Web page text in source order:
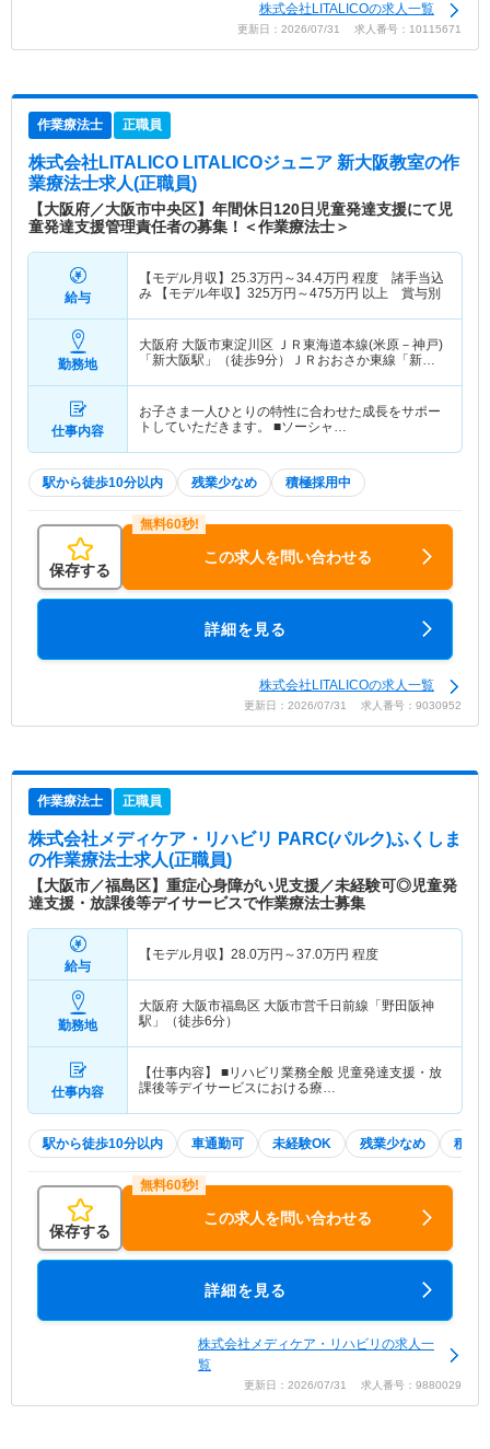
株式会社LITALICOの求人一覧
更新日：2026/07/31 求人番号：10115671
作業療法士 正職員
株式会社LITALICO LITALICOジュニア 新大阪教室の作
業療法士求人(正職員)
【大阪府／大阪市中央区】年間休日120日児童発達支援にて児
童発達支援管理責任者の募集！＜作業療法士＞
給与
【モデル月収】 25.3万円～34.4万円 程度 諸手当込
み 【モデル年収】 325万円～475万円 以上 賞与別
勤務地
大阪府 大阪市東淀川区 ＪＲ東海道本線(米原－神戸)
「新大阪駅」（徒歩9分）ＪＲおおさか東線「新大
仕事内容
お子さま一人ひとりの特性に合わせた成長をサポー
トしていただきます。 ■ソーシャ…
駅から徒歩10分以内 残業少なめ 積極採用中
保存する
この求人を問い合わせる
詳細を見る
株式会社LITALICOの求人一覧
更新日：2026/07/31 求人番号：9030952
作業療法士 正職員
株式会社メディケア・リハビリ PARC(パルク)ふくしま
の作業療法士求人(正職員)
【大阪市／福島区】重症心身障がい児支援／未経験可◎児童発
達支援・放課後等デイサービスで作業療法士募集
給与
【モデル月収】 28.0万円～37.0万円 程度
勤務地
大阪府 大阪市福島区 大阪市営千日前線「野田阪神
駅」（徒歩6分）
仕事内容
【仕事内容】 ■リハビリ業務全般 児童発達支援・放
課後等デイサービスにおける療…
駅から徒歩10分以内 車通勤可 未経験OK 残業少なめ 積極
保存する
この求人を問い合わせる
詳細を見る
株式会社メディケア・リハビリの求人一
覧
更新日：2026/07/31 求人番号：9880029